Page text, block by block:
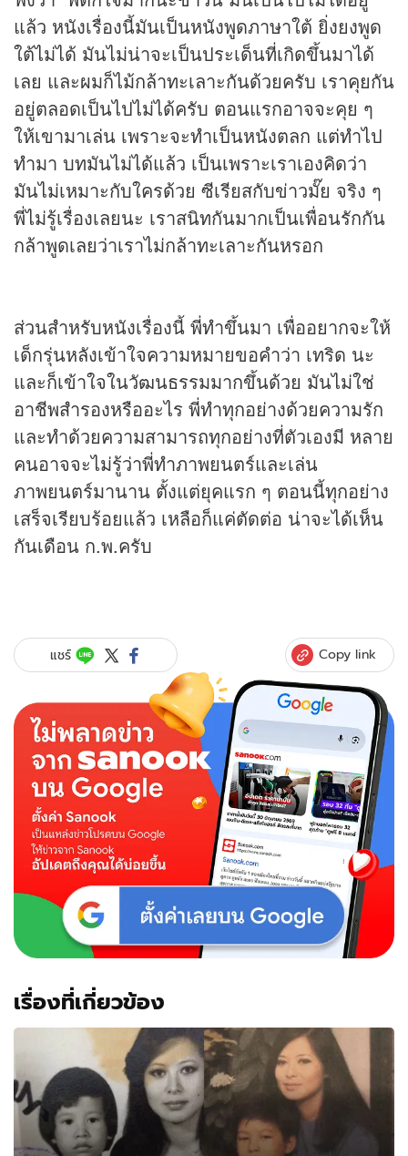
แล้ว หนังเรื่องนี้มันเป็นหนังพูดภาษาใต้ ยิ่งยงพูด
ใต้ไม่ได้ มันไม่น่าจะเป็นประเด็นที่เกิดขึ้นมาได้
เลย และผมก็ไม้กล้าทะเลาะกันด้วยครับ เราคุยกัน
อยู่ตลอดเป็นไปไม่ได้ครับ ตอนแรกอาจจะคุย ๆ
ให้เขามาเล่น เพราะจะทำเป็นหนังตลก แต่ทำไป
ทำมา บทมันไม่ได้แล้ว เป็นเพราะเราเองคิดว่า
มันไม่เหมาะกับใครด้วย ซีเรียสกับข่าวมั๊ย จริง ๆ
พี่ไม่รู้เรื่องเลยนะ เราสนิทกันมากเป็นเพื่อนรักกัน
กล้าพูดเลยว่าเราไม่กล้าทะเลาะกันหรอก
ส่วนสำหรับหนังเรื่องนี้ พี่ทำขึ้นมา เพื่ออยากจะให้
เด็กรุ่นหลังเข้าใจความหมายขอคำว่า เทริด นะ
และก็เข้าใจในวัฒนธรรมมากขึ้นด้วย มันไม่ใช่
อาชีพสำรองหรืออะไร พี่ทำทุกอย่างด้วยความรัก
และทำด้วยความสามารถทุกอย่างที่ตัวเองมี หลาย
คนอาจจะไม่รู้ว่าพี่ทำภาพยนตร์และเล่น
ภาพยนตร์มานาน ตั้งแต่ยุคแรก ๆ ตอนนี้ทุกอย่าง
เสร็จเรียบร้อยแล้ว เหลือก็แค่ตัดต่อ น่าจะได้เห็น
กันเดือน ก.พ.ครับ
แชร์ Copy link
เรื่องที่เกี่ยวข้อง